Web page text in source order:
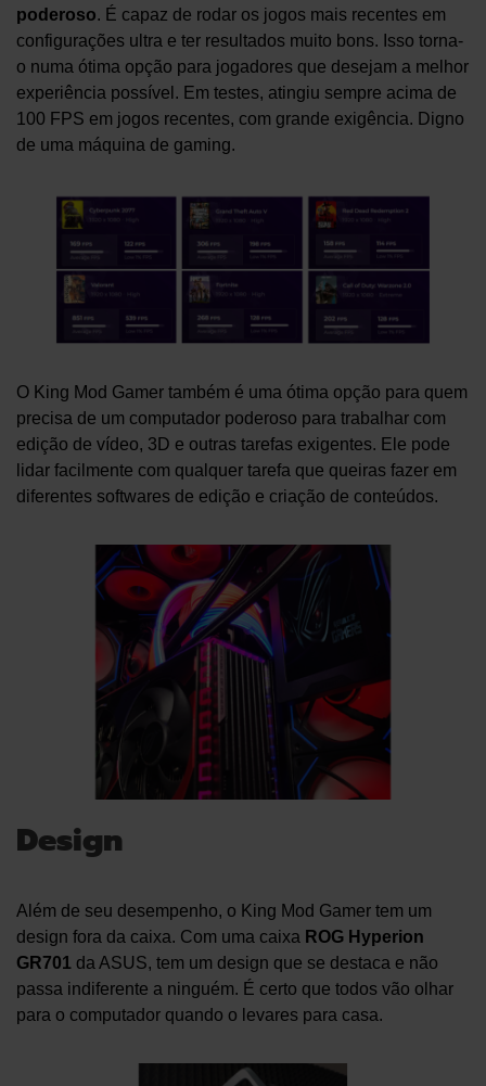
poderoso. É capaz de rodar os jogos mais recentes em
configurações ultra e ter resultados muito bons. Isso torna-
o numa ótima opção para jogadores que desejam a melhor
experiência possível. Em testes, atingiu sempre acima de
100 FPS em jogos recentes, com grande exigência. Digno
de uma máquina de gaming.
O King Mod Gamer também é uma ótima opção para quem
precisa de um computador poderoso para trabalhar com
edição de vídeo, 3D e outras tarefas exigentes. Ele pode
lidar facilmente com qualquer tarefa que queiras fazer em
diferentes softwares de edição e criação de conteúdos.
Design
Além de seu desempenho, o King Mod Gamer tem um
design fora da caixa. Com uma caixa ROG Hyperion
GR701 da ASUS, tem um design que se destaca e não
passa indiferente a ninguém. É certo que todos vão olhar
para o computador quando o levares para casa.